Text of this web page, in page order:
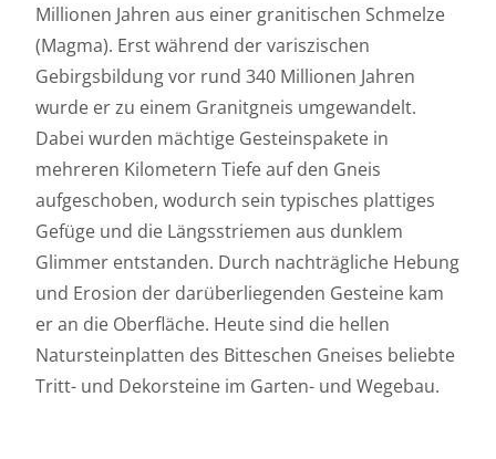
Millionen Jahren aus einer granitischen Schmelze
(Magma). Erst während der variszischen
Gebirgsbildung vor rund 340 Millionen Jahren
wurde er zu einem Granitgneis umgewandelt.
Dabei wurden mächtige Gesteinspakete in
mehreren Kilometern Tiefe auf den Gneis
aufgeschoben, wodurch sein typisches plattiges
Gefüge und die Längsstriemen aus dunklem
Glimmer entstanden. Durch nachträgliche Hebung
und Erosion der darüberliegenden Gesteine kam
er an die Oberfläche. Heute sind die hellen
Natursteinplatten des Bitteschen Gneises beliebte
Tritt- und Dekorsteine im Garten- und Wegebau.